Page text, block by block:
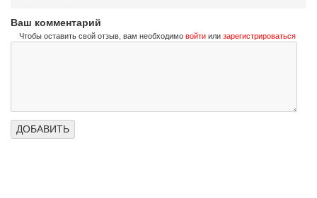
Ваш комментарий
Чтобы оставить свой отзыв, вам необходимо войти или зарегистрироваться